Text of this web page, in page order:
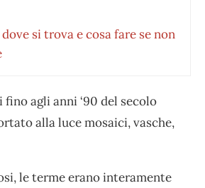
si trova e cosa fare se non
agli anni ‘90 del secolo
alla luce mosaici, vasche,
le terme erano interamente